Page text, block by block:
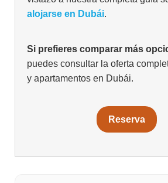
alojarse en Dubái.
Si prefieres comparar más
puedes consultar la oferta
y apartamentos en Dubái.
Reserva